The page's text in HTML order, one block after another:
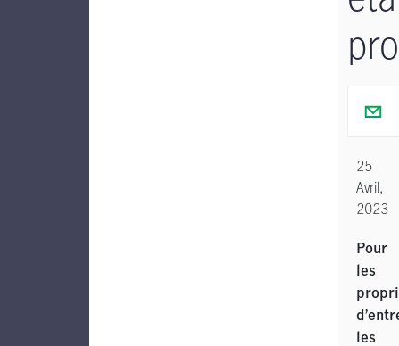
25
Avril,
2023
Pour
les
les